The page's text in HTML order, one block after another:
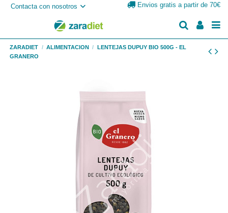
Contacta con nosotros Envios gratis a partir de 70€
ZARADIET ALIMENTACION
LENTEJAS DUPUY BIO 500G - EL
GRANERO